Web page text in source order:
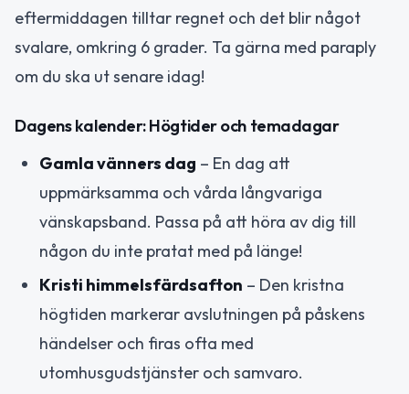
eftermiddagen tilltar regnet och det blir något
svalare, omkring 6 grader. Ta gärna med paraply
om du ska ut senare idag!
Dagens kalender: Högtider och temadagar
Gamla vänners dag – En dag att
uppmärksamma och vårda långvariga
vänskapsband. Passa på att höra av dig till
någon du inte pratat med på länge!
Kristi himmelsfärdsafton – Den kristna
högtiden markerar avslutningen på påskens
händelser och firas ofta med
utomhusgudstjänster och samvaro.